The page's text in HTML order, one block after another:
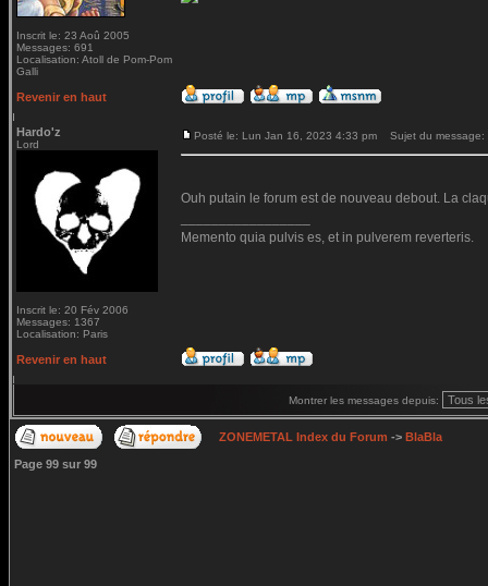
Inscrit le: 23 Aoû 2005
Messages: 691
Localisation: Atoll de Pom-Pom
Galli
Revenir en haut
Hardo'z
Lord
Inscrit le: 20 Fév 2006
Messages: 1367
Localisation: Paris
Posté le: Lun Jan 16, 2023 4:33 pm Sujet du message:
Ouh putain le forum est de nouveau debout. La
Memento quia pulvis es, et in pulverem reverteris.
Revenir en haut
Montrer les messages depuis:
ZONEMETAL Index du Forum -> BlaBla
Page 99 sur 99